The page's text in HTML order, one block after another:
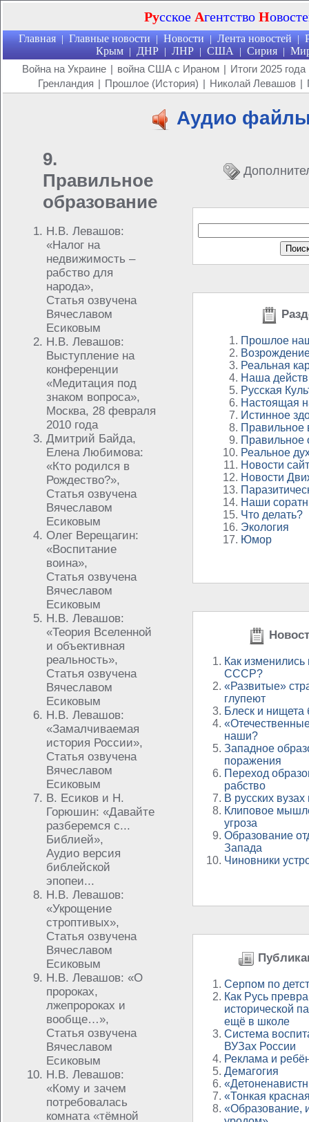
Русское Агентство Н
Главная | Главные новости | Новости | Лента новостей |
Крым | ДНР | ЛНР | США | Сирия |
Война на Украине | война США с Ираном | Итоги 2025 года
Гренландия | Прошлое (История) | Николай Левашов |
Аудио
9.
Правильное
образование
Н.В. Левашов:
«Налог на
недвижимость –
рабство для
народа»,
Статья озвучена
Вячеславом
Есиковым
Н.В. Левашов:
Выступление на
конференции
«Медитация под
знаком вопроса»,
Москва, 28 февраля
2010 года
Дмитрий Байда,
Елена Любимова:
«Кто родился в
Рождество?»,
Статья озвучена
Вячеславом
Есиковым
Олег Верещагин:
«Воспитание
воина»,
Статья озвучена
Вячеславом
Есиковым
Н.В. Левашов:
«Теория Вселенной
и объективная
реальность»,
Статья озвучена
Вячеславом
Есиковым
Н.В. Левашов:
«Замалчиваемая
история России»,
Статья озвучена
Вячеславом
Есиковым
В. Есиков и Н.
Горюшин: «Давайте
разберемся с...
Библией»,
Аудио версия
библейской
эпопеи...
Н.В. Левашов:
«Укрощение
строптивых»,
Статья озвучена
Вячеславом
Есиковым
Н.В. Левашов: «О
пророках,
лжепророках и
вообще…»,
Статья озвучена
Вячеславом
Есиковым
Н.В. Левашов:
«Кому и зачем
потребовалась
комната «тёмной
Прошлое
Реальная
Наша
Русская
Настоящая
Истинное
Правильное
Правильное
Реальное
Новости
Новости
Наши
Что делать?
Экология
Юмор
Как
СССР?
«Развитые»
глупеют
Блеск и нищета
наши?
Западное
поражения
Переход
рабство
В русских вузах
Клиповое
угроза
Образование
Запада
Чиновники
Серпом по
Как Русь
исторической
ещё в школе
Система
ВУЗах России
Реклама и
Демагогия
«Тонкая
«Образование,